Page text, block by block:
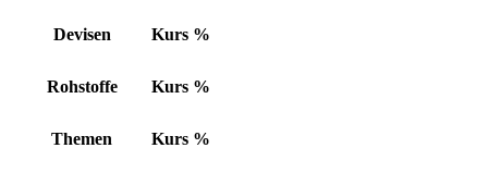
Devisen Kurs %
Rohstoffe Kurs %
Themen Kurs %